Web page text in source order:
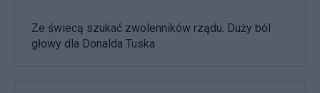
Ze świecą szukać zwolenników rządu. Duży ból
głowy dla Donalda Tuska